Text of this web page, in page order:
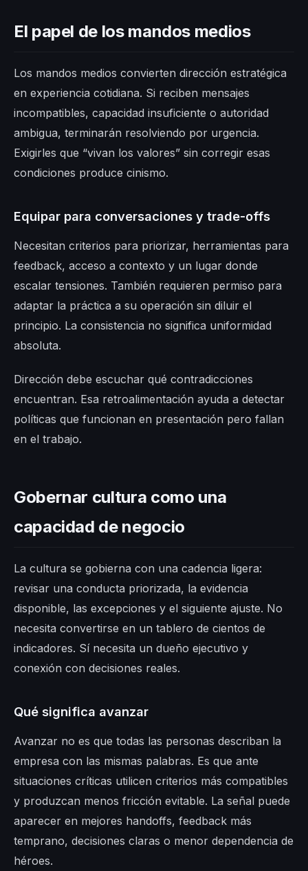
El papel de los mandos medios
Los mandos medios convierten dirección estratégica
en experiencia cotidiana. Si reciben mensajes
incompatibles, capacidad insuficiente o autoridad
ambigua, terminarán resolviendo por urgencia.
Exigirles que “vivan los valores” sin corregir esas
condiciones produce cinismo.
Equipar para conversaciones y trade-offs
Necesitan criterios para priorizar, herramientas para
feedback, acceso a contexto y un lugar donde
escalar tensiones. También requieren permiso para
adaptar la práctica a su operación sin diluir el
principio. La consistencia no significa uniformidad
absoluta.
Dirección debe escuchar qué contradicciones
encuentran. Esa retroalimentación ayuda a detectar
políticas que funcionan en presentación pero fallan
en el trabajo.
Gobernar cultura como una
capacidad de negocio
La cultura se gobierna con una cadencia ligera:
revisar una conducta priorizada, la evidencia
disponible, las excepciones y el siguiente ajuste. No
necesita convertirse en un tablero de cientos de
indicadores. Sí necesita un dueño ejecutivo y
conexión con decisiones reales.
Qué significa avanzar
Avanzar no es que todas las personas describan la
empresa con las mismas palabras. Es que ante
situaciones críticas utilicen criterios más compatibles
y produzcan menos fricción evitable. La señal puede
aparecer en mejores handoffs, feedback más
temprano, decisiones claras o menor dependencia de
héroes.